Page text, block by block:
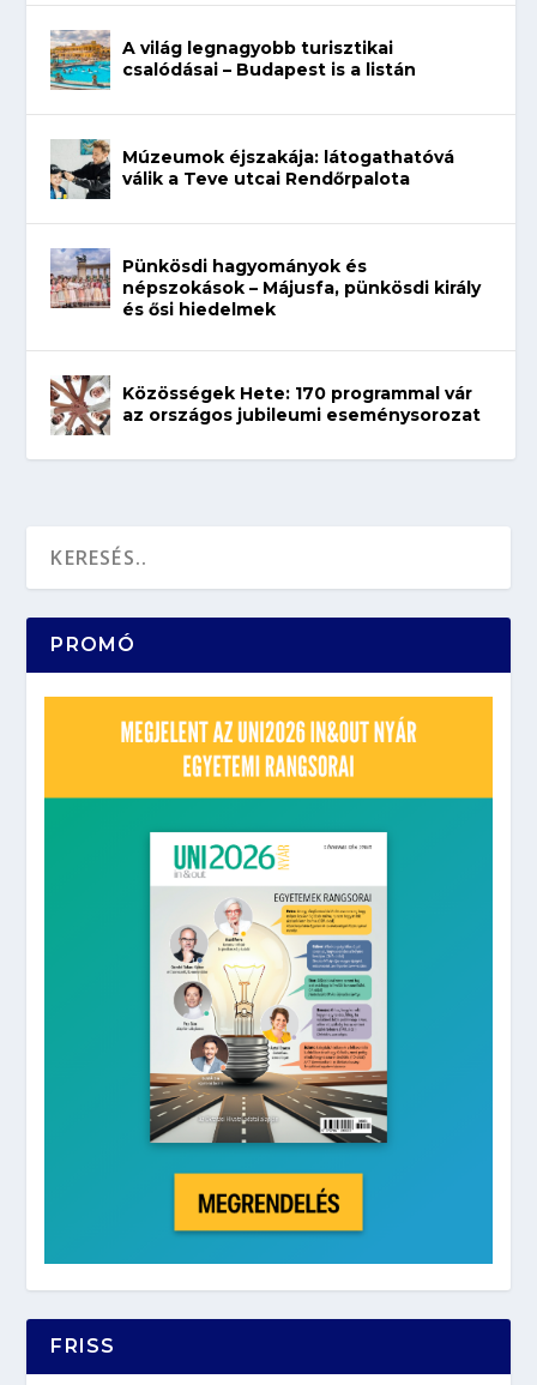
A világ legnagyobb turisztikai
csalódásai – Budapest is a listán
Múzeumok éjszakája: látogathatóvá
válik a Teve utcai Rendőrpalota
Pünkösdi hagyományok és
népszokások – Májusfa, pünkösdi király
és ősi hiedelmek
Közösségek Hete: 170 programmal vár
az országos jubileumi eseménysorozat
PROMÓ
FRISS